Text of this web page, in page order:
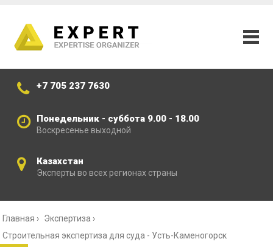
+7 705 237 7630
Понедельник - суббота 9.00 - 18.00
Воскресенье выходной
Казахстан
Эксперты во всех регионах страны
Главная › Экспертиза ›
Строительная экспертиза для суда - Усть-Каменогорск